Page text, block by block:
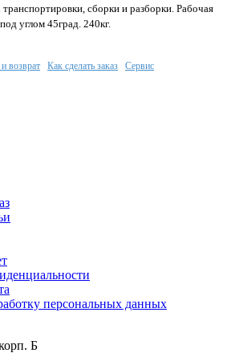
сборки и разборки. Рабочая
углом 45град. 240кг.
возврат Как сделать заказ Сервис
персональных данных
Б